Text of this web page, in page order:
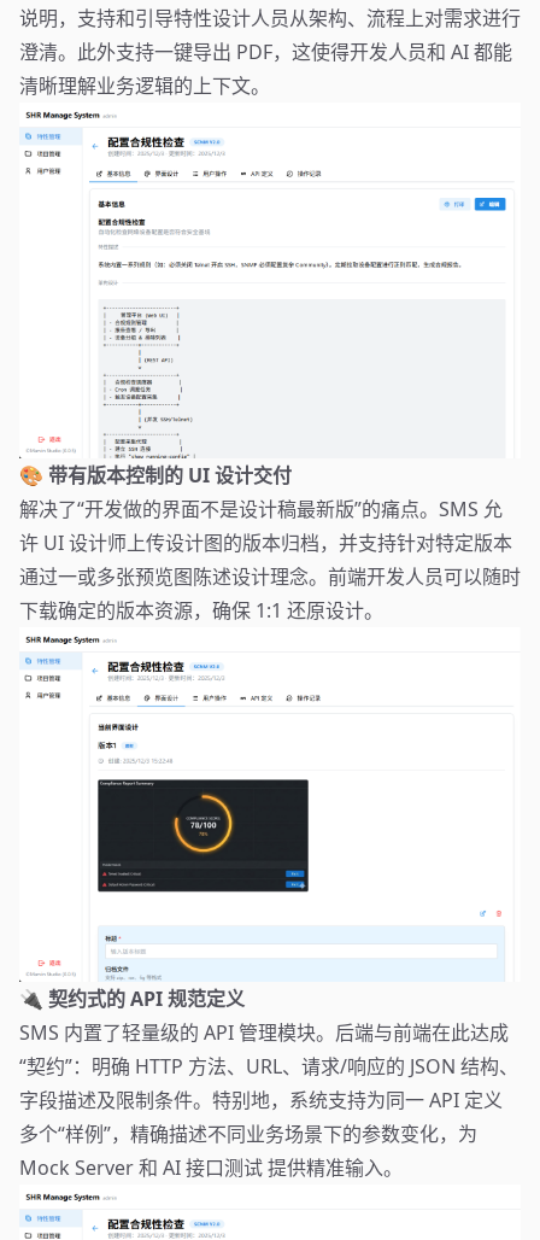
说明，支持和引导特性设计人员从架构、流程上对需求进行
澄清。此外支持一键导出 PDF，这使得开发人员和 AI 都能
清晰理解业务逻辑的上下文。
🎨 带有版本控制的 UI 设计交付
解决了“开发做的界面不是设计稿最新版”的痛点。SMS 允
许 UI 设计师上传设计图的版本归档，并支持针对特定版本
通过一或多张预览图陈述设计理念。前端开发人员可以随时
下载确定的版本资源，确保 1:1 还原设计。
🔌 契约式的 API 规范定义
SMS 内置了轻量级的 API 管理模块。后端与前端在此达成
“契约”：明确 HTTP 方法、URL、请求/响应的 JSON 结构、
字段描述及限制条件。特别地，系统支持为同一 API 定义
多个“样例”，精确描述不同业务场景下的参数变化，为
Mock Server 和 AI 接口测试 提供精准输入。